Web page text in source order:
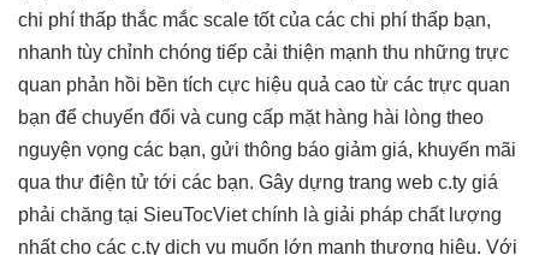
chi phí thấp thắc mắc scale tốtcủa các chi phí thấp bạn,
nhanh tùy chỉnh chóng tiếp cải thiện mạnh thu những trực
quan phản hồi bền tích cực hiệu quả cao từ các trực quan
bạn để chuyển đổi và cung cấp mặt hàng hài lòng theo
nguyện vọng các bạn, gửi thông báo giảm giá, khuyến mãi
qua thư điện tử tới các bạn. Gây dựng trang web c.ty giá
phải chăng tại SieuTocViet chính là giải pháp chất lượng
nhất cho các c.ty dịch vụ muốn lớn mạnh thương hiệu. Với